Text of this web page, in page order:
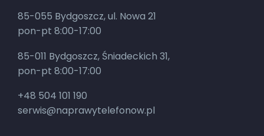
85-055 Bydgoszcz, ul. Nowa 21
pon-pt 8:00-17:00
85-011 Bydgoszcz, Śniadeckich 31,
pon-pt 8:00-17:00
+48 504 101 190
serwis@naprawytelefonow.pl